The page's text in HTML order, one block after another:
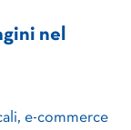
nel
e-commerce